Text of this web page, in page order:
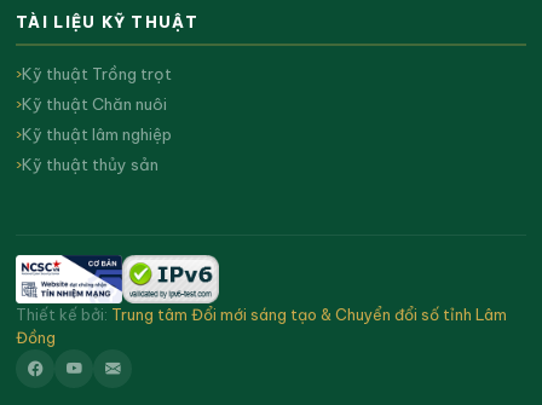
TÀI LIỆU KỸ THUẬT
Kỹ thuật Trồng trọt
Kỹ thuật Chăn nuôi
Kỹ thuật lâm nghiệp
Kỹ thuật thủy sản
Thiết kế bởi: Trung tâm Đổi mới sáng tạo & Chuyển đổi số tỉnh Lâm
Đồng